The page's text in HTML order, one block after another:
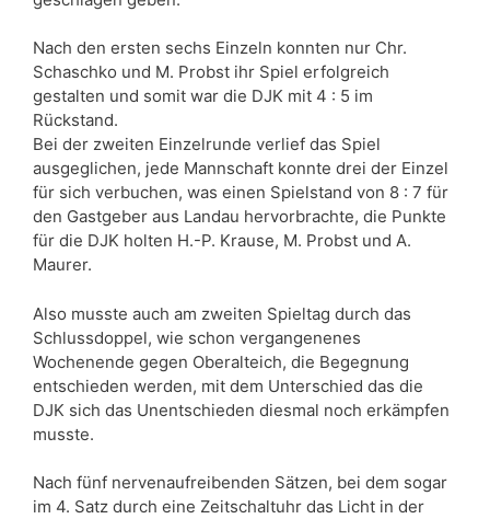
Nach den ersten sechs Einzeln konnten nur Chr.
Schaschko und M. Probst ihr Spiel erfolgreich
gestalten und somit war die DJK mit 4 : 5 im
Rückstand.
Bei der zweiten Einzelrunde verlief das Spiel
ausgeglichen, jede Mannschaft konnte drei der Einzel
für sich verbuchen, was einen Spielstand von 8 : 7 für
den Gastgeber aus Landau hervorbrachte, die Punkte
für die DJK holten H.-P. Krause, M. Probst und A.
Maurer.
Also musste auch am zweiten Spieltag durch das
Schlussdoppel, wie schon vergangenenes
Wochenende gegen Oberalteich, die Begegnung
entschieden werden, mit dem Unterschied das die
DJK sich das Unentschieden diesmal noch erkämpfen
musste.
Nach fünf nervenaufreibenden Sätzen, bei dem sogar
im 4. Satz durch eine Zeitschaltuhr das Licht in der